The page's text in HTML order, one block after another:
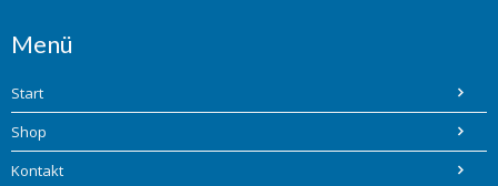
Menü
Start
Shop
Kontakt